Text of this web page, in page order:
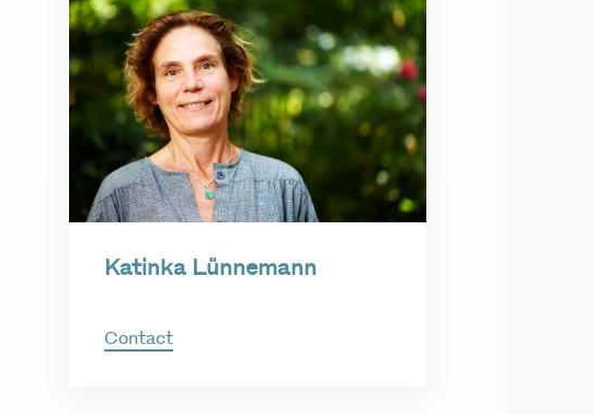
Katinka Lünnemann
Contact